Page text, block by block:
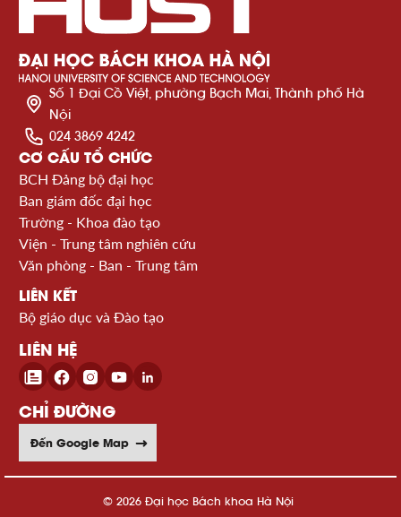
Số 1 Đại Cồ Việt, phường Bạch Mai, Thành phố Hà
Nội
024 3869 4242
CƠ CẤU TỔ CHỨC
BCH Đảng bộ đại học
Ban giám đốc đại học
Trường - Khoa đào tạo
Viện - Trung tâm nghiên cứu
Văn phòng - Ban - Trung tâm
LIÊN KẾT
Bộ giáo dục và Đào tạo
LIÊN HỆ
CHỈ ĐƯỜNG
Đến Google Map
© 2026 Đại học Bách khoa Hà Nội